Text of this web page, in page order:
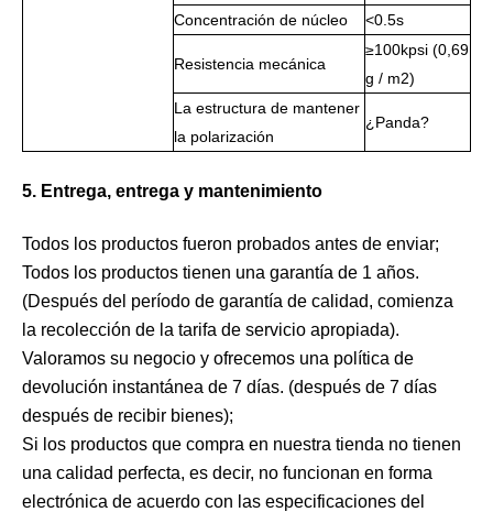
Concentración de núcleo
<0.5s
Resistencia mecánica
≥100kpsi (0,69
g / m2)
La estructura de mantener
la polarización
¿Panda?
5. Entrega, entrega y mantenimiento
Todos los productos fueron probados antes de enviar;
Todos los productos tienen una garantía de 1 años.
(Después del período de garantía de calidad, comienza
la recolección de la tarifa de servicio apropiada).
Valoramos su negocio y ofrecemos una política de
devolución instantánea de 7 días. (después de 7 días
después de recibir bienes);
Si los productos que compra en nuestra tienda no tienen
una calidad perfecta, es decir, no funcionan en forma
electrónica de acuerdo con las especificaciones del